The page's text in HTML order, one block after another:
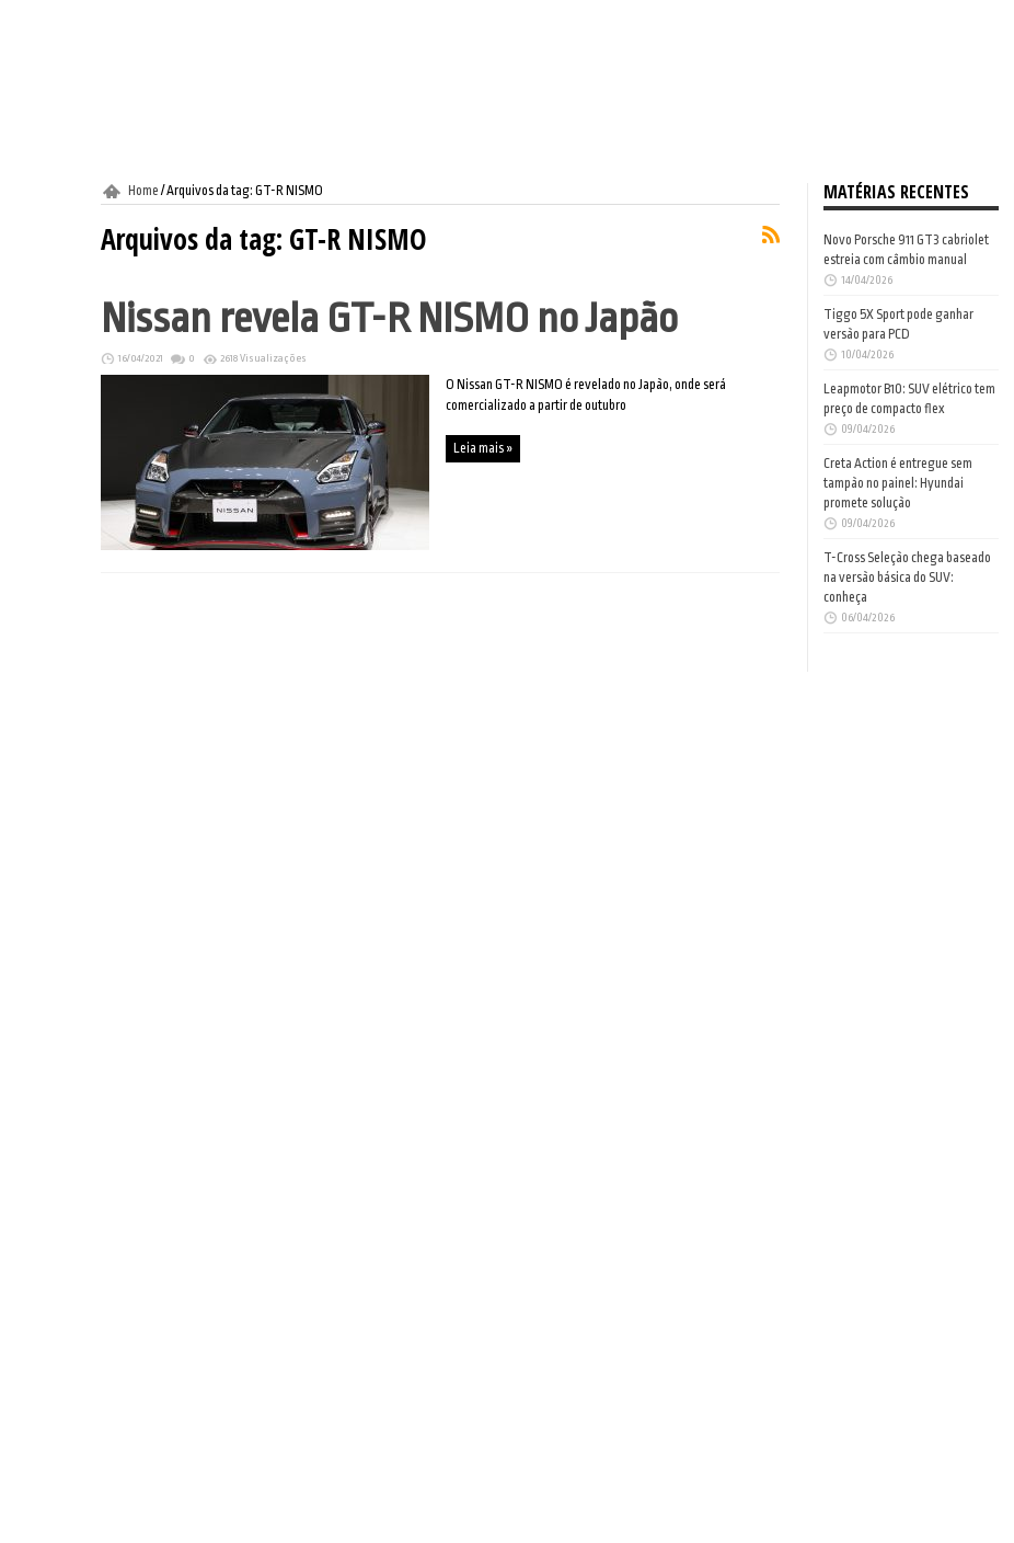
Home /Arquivos da tag: GT-R NISMO
Arquivos da tag: GT-R NISMO
Nissan revela GT-R NISMO no Japão
16/04/2021 0 2618 Visualizações
O Nissan GT-R NISMO é revelado no Japão, onde será
comercializado a partir de outubro
Leia mais »
MATÉRIAS RECENTES
Novo Porsche 911 GT3 cabriolet
estreia com câmbio manual
14/04/2026
Tiggo 5X Sport pode ganhar
versão para PCD
10/04/2026
Leapmotor B10: SUV elétrico tem
preço de compacto flex
09/04/2026
Creta Action é entregue sem
tampão no painel: Hyundai
promete solução
09/04/2026
T-Cross Seleção chega baseado
na versão básica do SUV:
conheça
06/04/2026